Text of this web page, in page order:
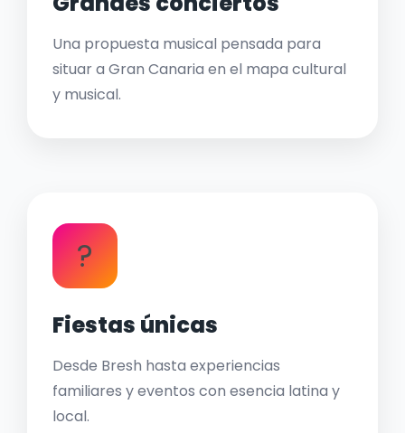
Una propuesta musical pensada para
situar a Gran Canaria en el mapa cultural
y musical.
?
Fiestas únicas
Desde Bresh hasta experiencias
familiares y eventos con esencia latina y
local.